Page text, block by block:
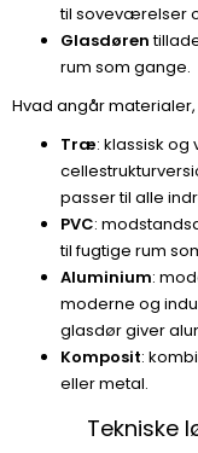
til soveværelser
Glasdøren
rum som gange.
Hvad angår
Træ: klassisk
passer til alle
PVC:
til fugtige rum
Aluminium:
moderne og
glasdør giver
Komposit:
eller metal.
Tekniske